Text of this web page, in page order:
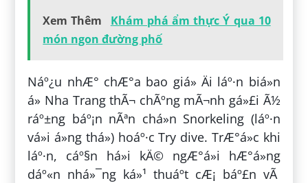
Xem Thêm
Khám phá ẩm thực Ý qua 10
món ngon đường phố
Náº¿u nhÆ° chÆ°a bao giá» Äi láº·n biá»n
á» Nha Trang thÃ¬ chÃºng mÃ¬nh gá»£i Ã½
ráº±ng báº¡n nÃªn chá»n Snorkeling (láº·n
vá»i á»ng thá») hoáº·c Try dive. TrÆ°á»c khi
láº·n, cáº§n há»i kÄ© ngÆ°á»i hÆ°á»ng
dáº«n nhá»¯ng ká»¹ thuáº­t cÆ¡ báº£n vÃ